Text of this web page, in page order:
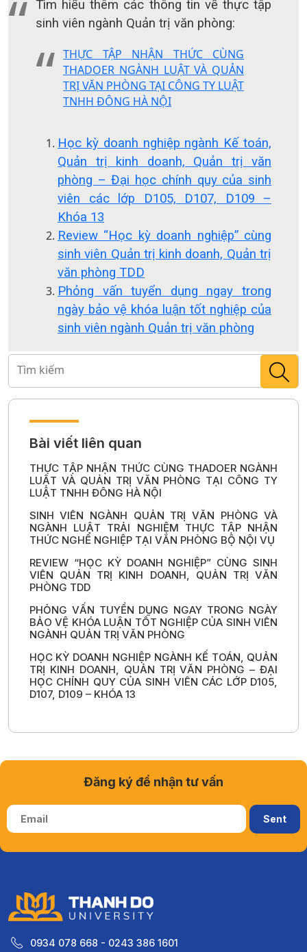
Tìm hiểu thêm các thông tin về thực tập
sinh viên ngành Quản trị văn phòng:
THỰC TẬP NHẬN THỨC CÙNG
THADOER NGÀNH LUẬT VÀ QUẢN
TRỊ VĂN PHÒNG TẠI CÔNG TY LUẬT
TNHH ĐÔNG HÀ NỘI
Học kỳ doanh nghiệp ngành Kế toán,
Quản trị kinh doanh, Quản trị văn
phòng – Đại học chính quy của sinh
viên các lớp D105, D107, D109 –
Khóa 13
Review “Học kỳ doanh nghiệp” cùng
sinh viên Quản trị kinh doanh, Quản trị
văn phòng TDD
Phỏng vấn tuyển dụng ngay trong
ngày bảo vệ khóa luận tốt nghiệp của
sinh viên ngành Quản trị văn phòng
Bài viết liên quan
THỰC TẬP NHẬN THỨC CÙNG THADOER NGÀNH
LUẬT VÀ QUẢN TRỊ VĂN PHÒNG TẠI CÔNG TY
LUẬT TNHH ĐÔNG HÀ NỘI
SINH VIÊN NGÀNH QUẢN TRỊ VĂN PHÒNG VÀ
NGÀNH LUẬT TRẢI NGHIỆM THỰC TẬP NHẬN
THỨC NGHỀ NGHIỆP TẠI VĂN PHÒNG BỘ NỘI VỤ
REVIEW “HỌC KỲ DOANH NGHIỆP” CÙNG SINH
VIÊN QUẢN TRỊ KINH DOANH, QUẢN TRỊ VĂN
PHÒNG TDD
PHỎNG VẤN TUYỂN DỤNG NGAY TRONG NGÀY
BẢO VỆ KHÓA LUẬN TỐT NGHIỆP CỦA SINH VIÊN
NGÀNH QUẢN TRỊ VĂN PHÒNG
HỌC KỲ DOANH NGHIỆP NGÀNH KẾ TOÁN, QUẢN
TRỊ KINH DOANH, QUẢN TRỊ VĂN PHÒNG – ĐẠI
HỌC CHÍNH QUY CỦA SINH VIÊN CÁC LỚP D105,
D107, D109 – KHÓA 13
0934 078 668 - 0243 386 1601
Đăng ký để nhận tư vấn